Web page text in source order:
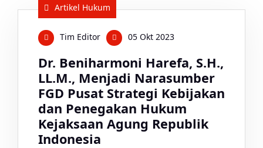
Artikel Hukum
Tim Editor 05 Okt 2023
Dr. Beniharmoni Harefa, S.H.,
LL.M., Menjadi Narasumber
FGD Pusat Strategi Kebijakan
dan Penegakan Hukum
Kejaksaan Agung Republik
Indonesia